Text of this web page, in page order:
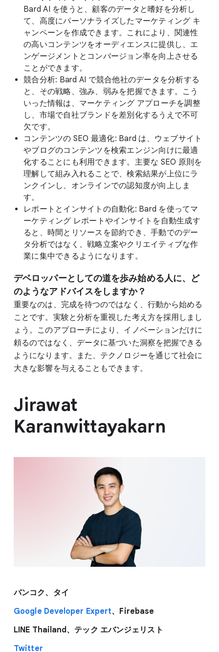
Bard AI を使うと、顧客のデータと嗜好を分析し
て、高度にパーソナライズしたマーケティング キ
ャンペーンを作成できます。これにより、関連性
の高いコンテンツをオーディエンスに提供し、エ
ンゲージメントとコンバージョン率を向上させる
ことができます。
競合分析: Bard AI で競合他社のデータを分析する
と、その戦略、強み、弱みを把握できます。こう
いった情報は、マーケティング アプローチを調整
し、市場で自社ブランドを差別化するうえで不可
欠です。
コンテンツの SEO 最適化: Bard は、ウェブサイト
やブログのコンテンツを検索エンジン向けに最適
化することにも利用できます。主要な SEO 原則を
理解して組み入れることで、検索結果が上位にラ
ンクインし、オンラインでの認知度が向上しま
す。
レポートとインサイトの自動化: Bard を使ってマ
ーケティング レポートやインサイトを自動生成す
ると、時間とリソースを節約でき、手動でのデー
タ分析ではなく、戦略立案やクリエイティブな作
業に集中できるようになります。
デベロッパーとしての道を歩み始める人に、ど
のようなアドバイスをしますか？
重要なのは、完成を待つのではなく、行動から始める
ことです。実験と分析を重視した考え方を採用しまし
ょう。このアプローチにより、イノベーションだけに
頼るのではなく、データに基づいた洞察を把握できる
ようになります。また、テクノロジーを通じて社会に
大きな影響を与えることもできます。
Jirawat
Karanwittayakarn
バンコク、タイ
Google Developer Expert、Firebase
LINE Thailand、テック エバンジェリスト
Twitter